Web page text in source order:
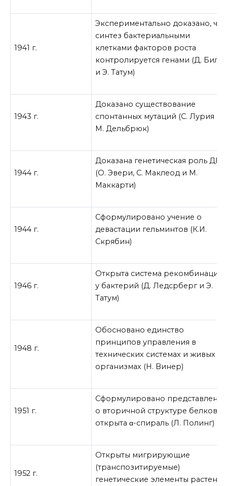
1941 г.
Экспериментально доказано, что
синтез бактериальными
клетками факторов роста
контролируется генами (Д. Билд
и Э. Татум)
1943 г.
Доказано существование
спонтанных мутаций (С. Лурия и
М. Дельбрюк)
1944 г.
Доказана генетическая роль ДНК
(О. Эвери, С. Маклеод и М.
Маккарти)
1944 г.
Сформулировано учение о
девастации гельминтов (К.И.
Скрябин)
1946 г.
Открыта система рекомбинации
у бактерий (Д. Ледсрберг и Э.
Татум)
1948 г.
Обосновано единство
принципов управления в
технических системах и живых
организмах (Н. Винер)
1951 г.
Сформулировано
о вторичной структуре белков и
открыта α-спираль (Л. Полинг)
1952 г.
Открыты мигрирующие
(транспозитируемые)
генетические элементы